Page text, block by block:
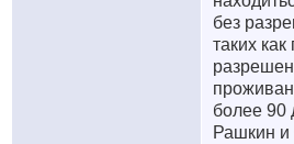
без
таких как
более 90
Рашкин и